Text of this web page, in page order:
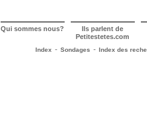
Qui sommes nous? Ils parlent de
Petitestetes.com
Index - Sondages - Index des